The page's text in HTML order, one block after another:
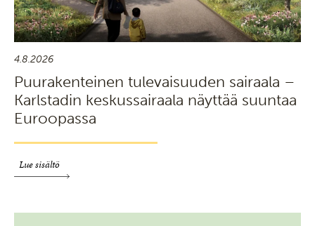
4.8.2026
Puurakenteinen tulevaisuuden sairaala –
Karlstadin keskussairaala näyttää suuntaa
Euroopassa
Lue sisältö